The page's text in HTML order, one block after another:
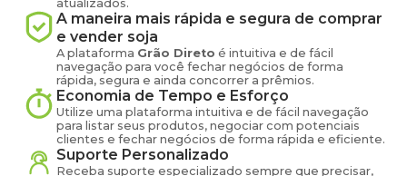
atualizados.
A maneira mais rápida e segura de comprar
e vender soja
A plataforma Grão Direto é intuitiva e de fácil
navegação para você fechar negócios de forma
rápida, segura e ainda concorrer a prêmios.
Economia de Tempo e Esforço
Utilize uma plataforma intuitiva e de fácil navegação
para listar seus produtos, negociar com potenciais
clientes e fechar negócios de forma rápida e eficiente.
Suporte Personalizado
Receba suporte especializado sempre que precisar,